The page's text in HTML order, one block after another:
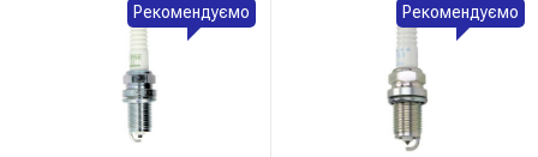
Рекомендуємо Рекомендуємо